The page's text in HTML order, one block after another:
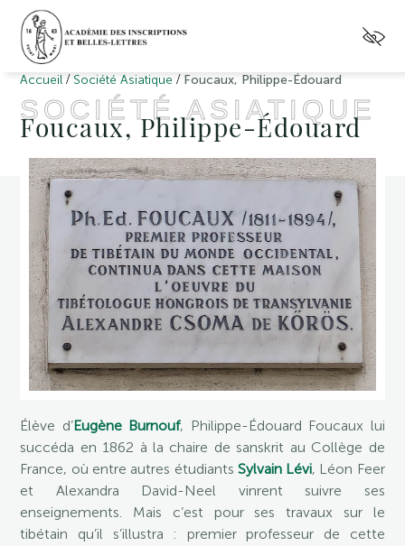
Accueil / Société Asiatique / Foucaux, Philippe-Édouard
SOCIÉTÉ ASIATIQUE
Foucaux, Philippe-Édouard
Élève d’Eugène Burnouf, Philippe-Édouard Foucaux lui
succéda en 1862 à la chaire de sanskrit au Collège de
France, où entre autres étudiants Sylvain Lévi, Léon Feer
et Alexandra David-Neel vinrent suivre ses
enseignements. Mais c’est pour ses travaux sur le
tibétain qu’il s’illustra : premier professeur de cette